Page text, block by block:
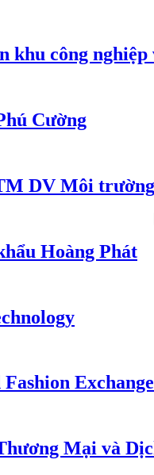
khu công
Cường
DV Môi
Hoàng Phát
Mại và